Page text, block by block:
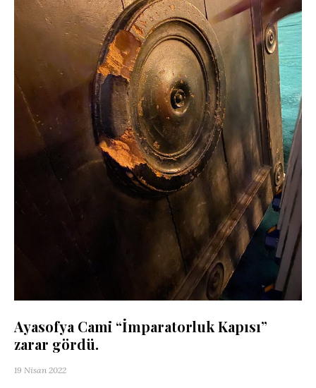
Ayasofya Cami “İmparatorluk Kapısı”
zarar gördü.
19 Nisan 2022